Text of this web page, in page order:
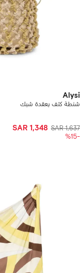
Alysi
شنطة كتف بعقدة شبك
SAR 1,637
SAR 1,348
-%15